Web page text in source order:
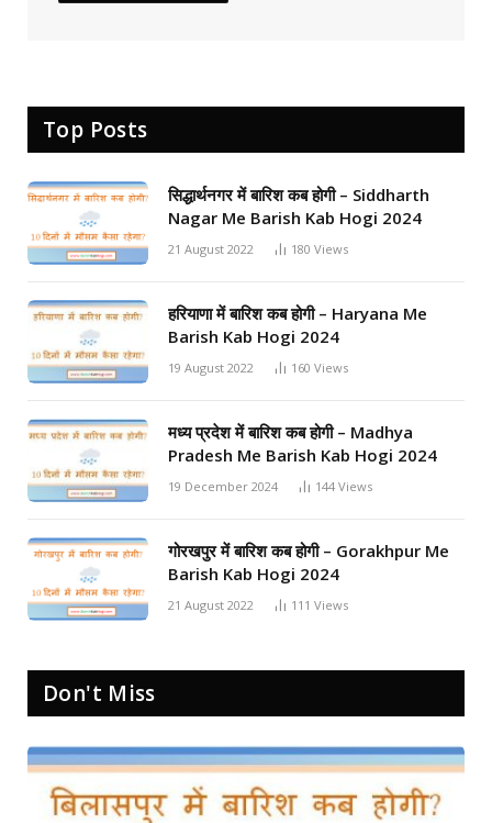
Top Posts
सिद्धार्थनगर में बारिश कब होगी – Siddharth
Nagar Me Barish Kab Hogi 2024
21 August 2022 180 Views
हरियाणा में बारिश कब होगी – Haryana Me
Barish Kab Hogi 2024
19 August 2022 160 Views
मध्य प्रदेश में बारिश कब होगी – Madhya
Pradesh Me Barish Kab Hogi 2024
19 December 2024 144 Views
गोरखपुर में बारिश कब होगी – Gorakhpur Me
Barish Kab Hogi 2024
21 August 2022 111 Views
Don't Miss